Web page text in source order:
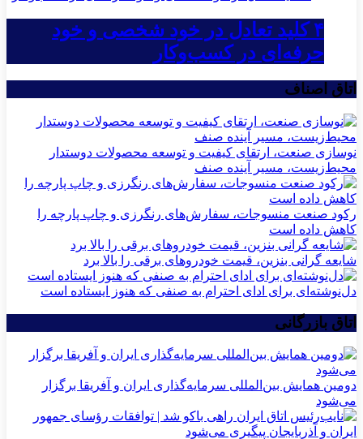
۴ کلید تعادل در خود شخصی و خود
حرفه‌ای در کسب‌وکار
اتاق اصناف
نوسازی صنعت، ارتقای کیفیت و توسعه محصولات دوستدار
محیط‌زیست، مسیر آینده صنف
رکود صنعت منسوجات، سفارش‌های رنگرزی و چاپ پارچه را
کاهش داده است
شایعه گرانی بنزین، قیمت خودروهای برقی را بالا برد
دل‌نوشته‌ای برای ادای احترام به صنفی که هنوز ایستاده است
اتاق بازرگانی
دومین همایش بین‌المللی سرمایه‌گذاری ایران و آفریقا برگزار
می‌شود